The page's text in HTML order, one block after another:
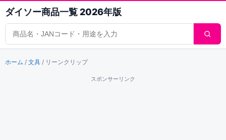
ダイソー商品一覧 2026年版
商品検索
ホーム / 文具 / リーンクリップ
スポンサーリンク